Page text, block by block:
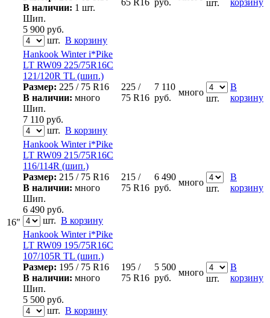
16"
В наличии: 1 шт.
Шип.
5 900 руб.
шт. В корзину
шт.
Hankook Winter i*Pike
LT RW09 225/75R16C
121/120R TL (шип.)
Размер: 225 / 75 R16
В наличии: много
Шип.
7 110 руб.
шт. В корзину
225 /
75 R16
7 110
руб.
много
шт.
В
корзину
Hankook Winter i*Pike
LT RW09 215/75R16C
116/114R (шип.)
Размер: 215 / 75 R16
В наличии: много
Шип.
6 490 руб.
шт. В корзину
215 /
75 R16
6 490
руб.
много
шт.
В
корзину
Hankook Winter i*Pike
LT RW09 195/75R16C
107/105R TL (шип.)
Размер: 195 / 75 R16
В наличии: много
Шип.
5 500 руб.
шт. В корзину
195 /
75 R16
5 500
руб.
много
шт.
В
корзину